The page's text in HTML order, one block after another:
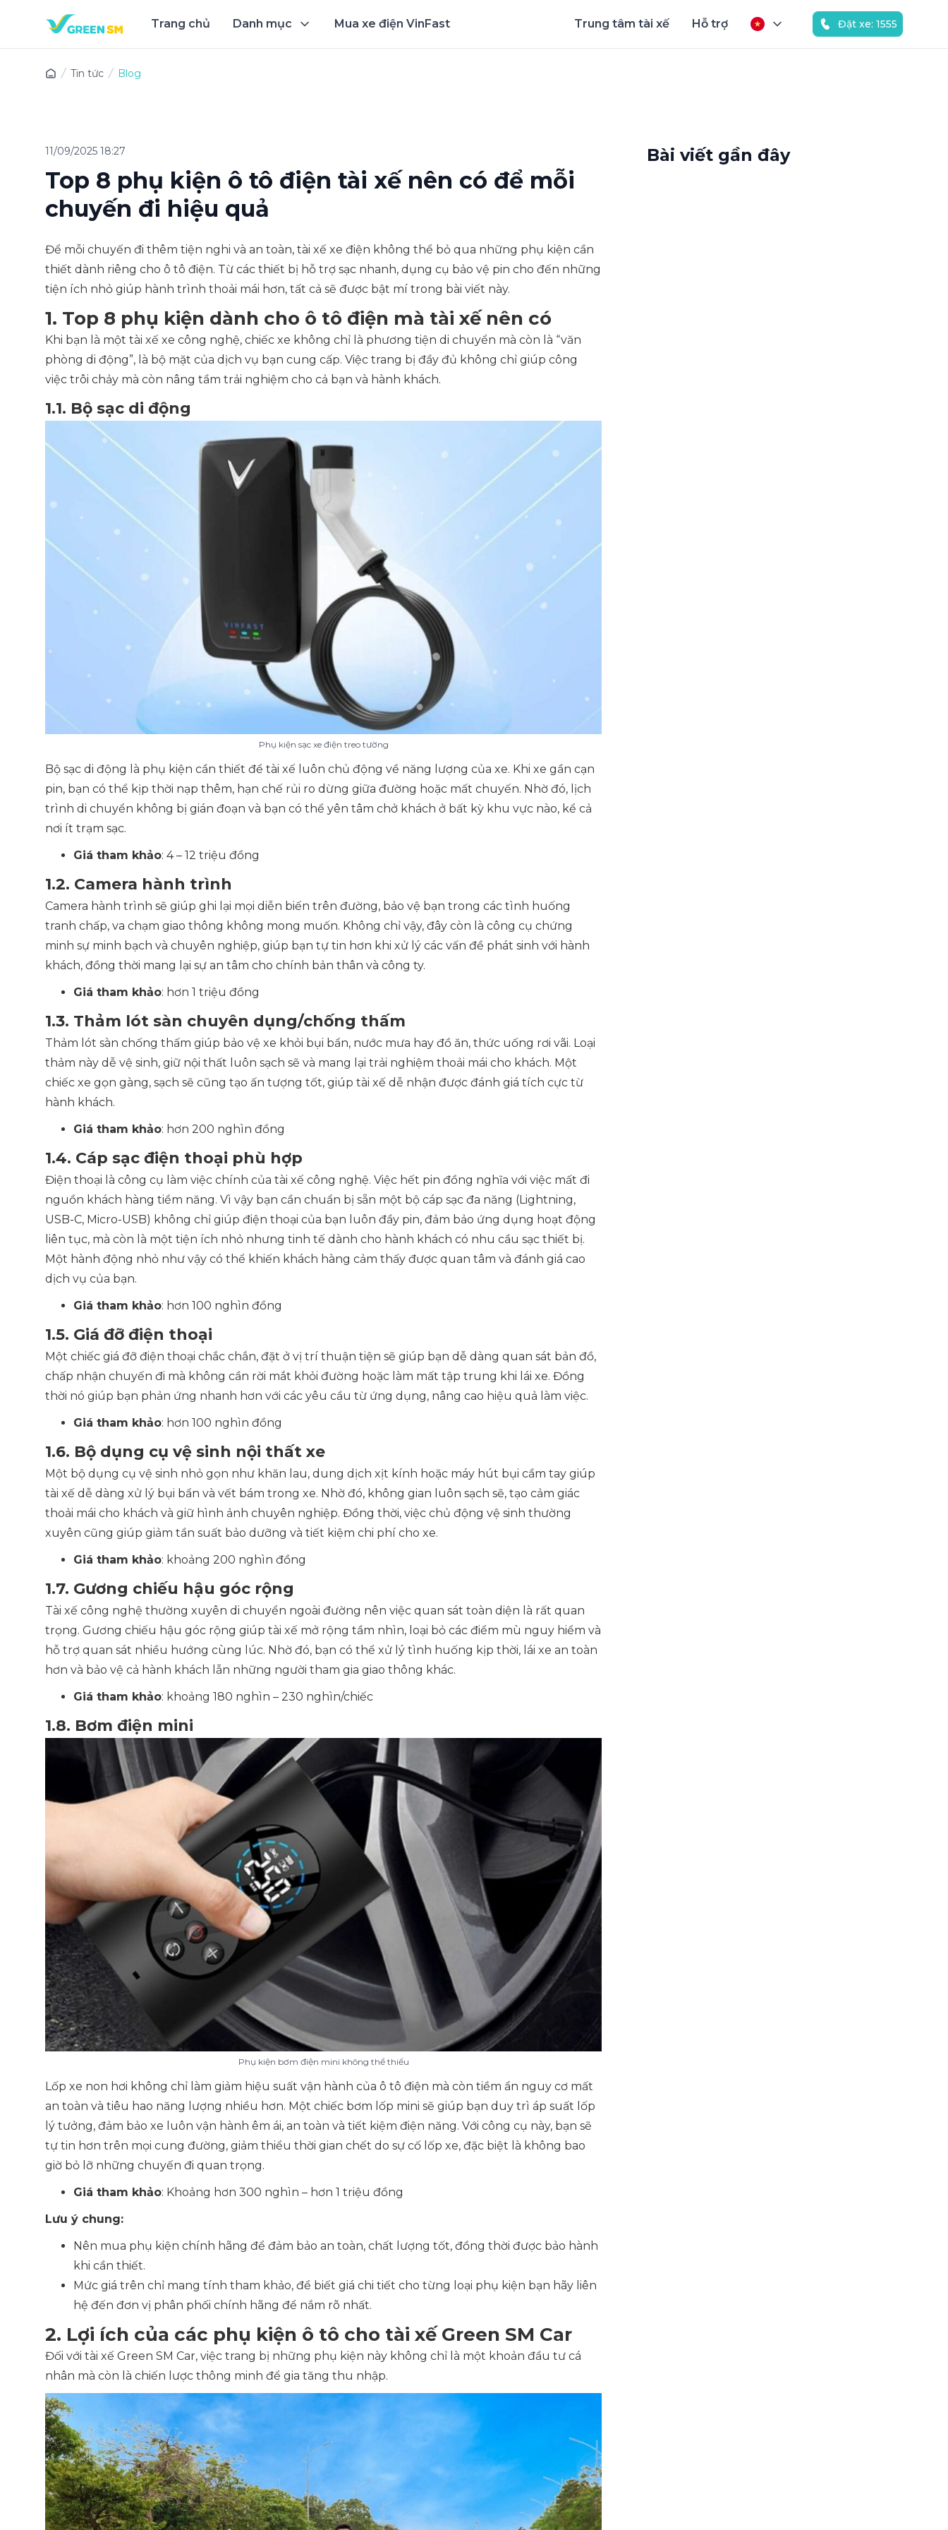
Trang chủ Danh mục Mua xe điện VinFast Trung tâm tài xế Hỗ trợ Đặt xe: 1555
Tin tức Blog
11/09/2025 18:27
Top 8 phụ kiện ô tô điện tài xế nên có để mỗi
chuyến đi hiệu quả
Để mỗi chuyến đi thêm tiện nghi và an toàn, tài xế xe điện không thể bỏ qua những phụ kiện cần
thiết dành riêng cho ô tô điện. Từ các thiết bị hỗ trợ sạc nhanh, dụng cụ bảo vệ pin cho đến những
tiện ích nhỏ giúp hành trình thoải mái hơn, tất cả sẽ được bật mí trong bài viết này.
1. Top 8 phụ kiện dành cho ô tô điện mà tài xế nên có
Khi bạn là một tài xế xe công nghệ, chiếc xe không chỉ là phương tiện di chuyển mà còn là “văn
phòng di động”, là bộ mặt của dịch vụ bạn cung cấp. Việc trang bị đầy đủ không chỉ giúp công
việc trôi chảy mà còn nâng tầm trải nghiệm cho cả bạn và hành khách.
1.1. Bộ sạc di động
Phụ kiện sạc xe điện treo tường
Bộ sạc di động là phụ kiện cần thiết để tài xế luôn chủ động về năng lượng của xe. Khi xe gần cạn
pin, bạn có thể kịp thời nạp thêm, hạn chế rủi ro dừng giữa đường hoặc mất chuyến. Nhờ đó, lịch
trình di chuyển không bị gián đoạn và bạn có thể yên tâm chở khách ở bất kỳ khu vực nào, kể cả
nơi ít trạm sạc.
Giá tham khảo: 4 – 12 triệu đồng
1.2. Camera hành trình
Camera hành trình sẽ giúp ghi lại mọi diễn biến trên đường, bảo vệ bạn trong các tình huống
tranh chấp, va chạm giao thông không mong muốn. Không chỉ vậy, đây còn là công cụ chứng
minh sự minh bạch và chuyên nghiệp, giúp bạn tự tin hơn khi xử lý các vấn đề phát sinh với hành
khách, đồng thời mang lại sự an tâm cho chính bản thân và công ty.
Giá tham khảo: hơn 1 triệu đồng
1.3. Thảm lót sàn chuyên dụng/chống thấm
Thảm lót sàn chống thấm giúp bảo vệ xe khỏi bụi bẩn, nước mưa hay đồ ăn, thức uống rơi vãi. Loại
thảm này dễ vệ sinh, giữ nội thất luôn sạch sẽ và mang lại trải nghiệm thoải mái cho khách. Một
chiếc xe gọn gàng, sạch sẽ cũng tạo ấn tượng tốt, giúp tài xế dễ nhận được đánh giá tích cực từ
hành khách.
Giá tham khảo: hơn 200 nghìn đồng
1.4. Cáp sạc điện thoại phù hợp
Điện thoại là công cụ làm việc chính của tài xế công nghệ. Việc hết pin đồng nghĩa với việc mất đi
nguồn khách hàng tiềm năng. Vì vậy bạn cần chuẩn bị sẵn một bộ cáp sạc đa năng (Lightning,
USB-C, Micro-USB) không chỉ giúp điện thoại của bạn luôn đầy pin, đảm bảo ứng dụng hoạt động
liên tục, mà còn là một tiện ích nhỏ nhưng tinh tế dành cho hành khách có nhu cầu sạc thiết bị.
Một hành động nhỏ như vậy có thể khiến khách hàng cảm thấy được quan tâm và đánh giá cao
dịch vụ của bạn.
Giá tham khảo: hơn 100 nghìn đồng
1.5. Giá đỡ điện thoại
Một chiếc giá đỡ điện thoại chắc chắn, đặt ở vị trí thuận tiện sẽ giúp bạn dễ dàng quan sát bản đồ,
chấp nhận chuyến đi mà không cần rời mắt khỏi đường hoặc làm mất tập trung khi lái xe. Đồng
thời nó giúp bạn phản ứng nhanh hơn với các yêu cầu từ ứng dụng, nâng cao hiệu quả làm việc.
Giá tham khảo: hơn 100 nghìn đồng
1.6. Bộ dụng cụ vệ sinh nội thất xe
Một bộ dụng cụ vệ sinh nhỏ gọn như khăn lau, dung dịch xịt kính hoặc máy hút bụi cầm tay giúp
tài xế dễ dàng xử lý bụi bẩn và vết bám trong xe. Nhờ đó, không gian luôn sạch sẽ, tạo cảm giác
thoải mái cho khách và giữ hình ảnh chuyên nghiệp. Đồng thời, việc chủ động vệ sinh thường
xuyên cũng giúp giảm tần suất bảo dưỡng và tiết kiệm chi phí cho xe.
Giá tham khảo: khoảng 200 nghìn đồng
1.7. Gương chiếu hậu góc rộng
Tài xế công nghệ thường xuyên di chuyển ngoài đường nên việc quan sát toàn diện là rất quan
trọng. Gương chiếu hậu góc rộng giúp tài xế mở rộng tầm nhìn, loại bỏ các điểm mù nguy hiểm và
hỗ trợ quan sát nhiều hướng cùng lúc. Nhờ đó, bạn có thể xử lý tình huống kịp thời, lái xe an toàn
hơn và bảo vệ cả hành khách lẫn những người tham gia giao thông khác.
Giá tham khảo: khoảng 180 nghìn – 230 nghìn/chiếc
1.8. Bơm điện mini
Phụ kiện bơm điện mini không thể thiếu
Lốp xe non hơi không chỉ làm giảm hiệu suất vận hành của ô tô điện mà còn tiềm ẩn nguy cơ mất
an toàn và tiêu hao năng lượng nhiều hơn. Một chiếc bơm lốp mini sẽ giúp bạn duy trì áp suất lốp
lý tưởng, đảm bảo xe luôn vận hành êm ái, an toàn và tiết kiệm điện năng. Với công cụ này, bạn sẽ
tự tin hơn trên mọi cung đường, giảm thiểu thời gian chết do sự cố lốp xe, đặc biệt là không bao
giờ bỏ lỡ những chuyến đi quan trọng.
Giá tham khảo: Khoảng hơn 300 nghìn – hơn 1 triệu đồng
Lưu ý chung:
Nên mua phụ kiện chính hãng để đảm bảo an toàn, chất lượng tốt, đồng thời được bảo hành
khi cần thiết.
Mức giá trên chỉ mang tính tham khảo, để biết giá chi tiết cho từng loại phụ kiện bạn hãy liên
hệ đến đơn vị phân phối chính hãng để nắm rõ nhất.
2. Lợi ích của các phụ kiện ô tô cho tài xế Green SM Car
Đối với tài xế Green SM Car, việc trang bị những phụ kiện này không chỉ là một khoản đầu tư cá
nhân mà còn là chiến lược thông minh để gia tăng thu nhập.
Bài viết gần đây